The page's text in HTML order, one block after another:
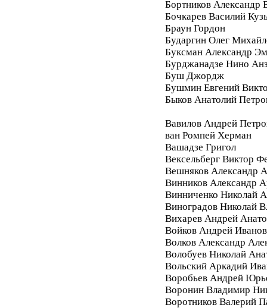
Бортников Александр
Бочкарев Василий
Браун Гордон
Бударгин Олег
Буксман Александр
Бурджанадзе Нино
Буш Джордж
Бушмин Евгений
Быков Анатолий
Вавилов Андрей
ван Ромпей Херман
Вашадзе Григол
Вексельберг Виктор
Вешняков Александр
Винников Александр
Винниченко Николай
Виноградов Николай
Вихарев Андрей
Войков Андрей
Волков Александр
Волобуев Николай
Вольский Аркадий
Воробьев Андрей
Воронин Владимир
Воротников Валерий